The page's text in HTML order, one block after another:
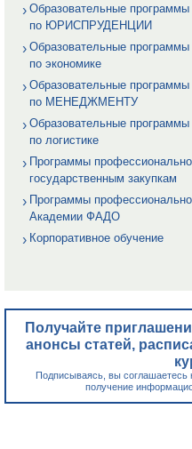
Образовательные программы
по ЮРИСПРУДЕНЦИИ
Образовательные программы
по экономике
Образовательные программы
по МЕНЕДЖМЕНТУ
Образовательные программы
по логистике
Программы
государственным закупкам
Программы
Академии ФАДО
Корпоративное обучение
Получайте
анонсы статей,
Подписываясь, вы соглашаетесь
получение